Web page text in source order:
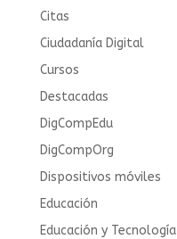
Citas
Ciudadanía Digital
Cursos
Destacadas
DigCompEdu
DigCompOrg
Dispositivos móviles
Educación
Educación y Tecnología